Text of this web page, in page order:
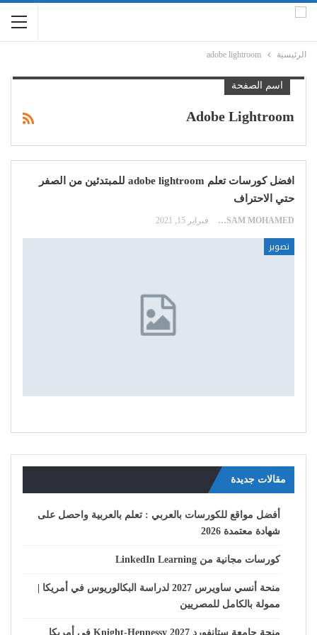
الرئيسية adobe lightroom
اسم الصفحة
Adobe Lightroom
افضل كورسات تعلم adobe lightroom للمبتدئين من الصفر
حتي الاحتراف
HOSSAM MOHAMED فبراير 15, 2021
تصوير
مقالات جديدة
أفضل مواقع للكورسات بالعربي : تعلم بالعربية واحصل على
شهادة معتمدة 2026
كورسات مجانية من LinkedIn Learning
منحة أنسي ساويرس 2027 لدراسة البكالوريوس في أمريكا |
ممولة بالكامل للمصريين
منحة جامعة ستانفورد Knight-Hennessy 2027 في أمريكا